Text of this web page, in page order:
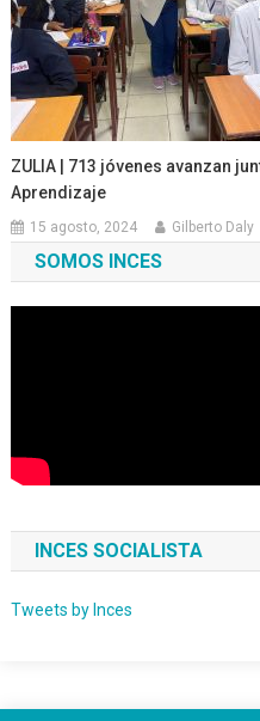
ZULIA | 713 jóvenes avanzan
Aprendizaje
15 agosto, 2024 Gilberto Daly
SOMOS INCES
INCES SOCIALISTA
Tweets by Inces